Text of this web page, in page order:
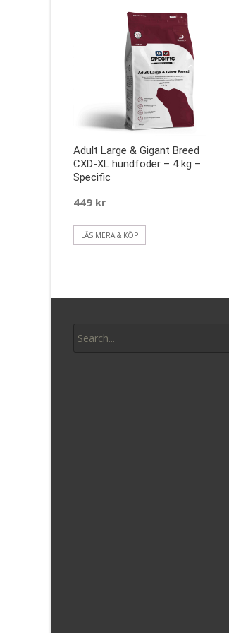
Adult Large & Gigant Breed
CXD-XL hundfoder – 4 kg –
Specific
449 kr
LÄS MERA & KÖP
for: